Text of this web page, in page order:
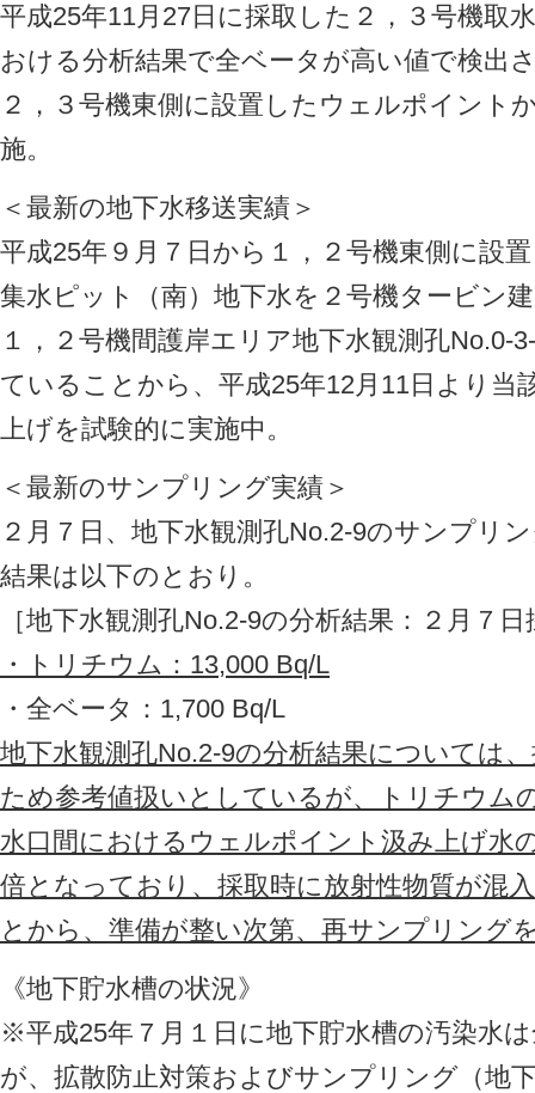
平成25年11月27日に採取した２，３号機取
おける分析結果で全ベータが高い値で検出
２，３号機東側に設置したウェルポイント
施。
＜最新の地下水移送実績＞
平成25年９月７日から１，２号機東側に設
集水ピット（南）地下水を２号機タービン
１，２号機間護岸エリア地下水観測孔No.0-
ていることから、平成25年12月11日より当
上げを試験的に実施中。
＜最新のサンプリング実績＞
２月７日、地下水観測孔No.2-9のサンプリ
結果は以下のとおり。
［地下水観測孔No.2-9の分析結果：２月７
・トリチウム：13,000 Bq/L
・全ベータ：1,700 Bq/L
地下水観測孔No.2-9の分析結果については
ため参考値扱いとしているが、トリチウム
水口間におけるウェルポイント汲み上げ水
倍となっており、採取時に放射性物質が混
とから、準備が整い次第、再サンプリング
《地下貯水槽の状況》
※平成25年７月１日に地下貯水槽の汚染水
が、拡散防止対策およびサンプリング（地